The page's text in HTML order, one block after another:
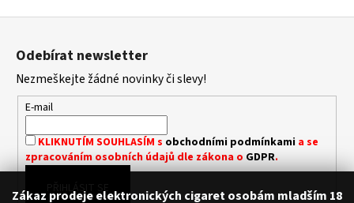
Zákaz prodeje elektronických cigaret osobám mladším 18
V
A
C
P
R
V
Z
Odebírat newsletter
Nezmeškejte žádné novinky či slevy!
E-mail
KLIKNUTÍM SOUHLASÍM s obchodními podmínkamia se
zpracováním osobních údajů dle zákona o GDPR.
PŘIHLÁSIT SE